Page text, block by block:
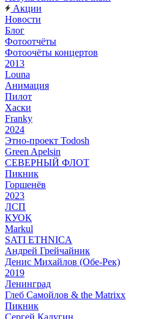
Акции
Новости
Блог
Фотоотчёты
Фотоочёты концертов
2013
Louna
Анимация
Пилот
Хаски
Franky
2024
Этно-проект Todosh
Green Apelsin
СЕВЕРНЫЙ ФЛОТ
Пикник
Горшенёв
2023
ЛСП
КУОК
Markul
SATI ETHNICA
Андрей Грейчайник
Денис Михайлов (Обе-Рек)
2019
Ленинград
Глеб Самойлов & the Matrixx
Пикник
Сергей Калугин